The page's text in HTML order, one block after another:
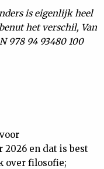
is eigenlijk heel
het verschil, Van
978 94 93480 100
2026 en dat is best
over filosofie;